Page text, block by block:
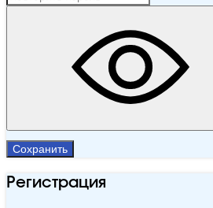
Сохранить
Регистрация